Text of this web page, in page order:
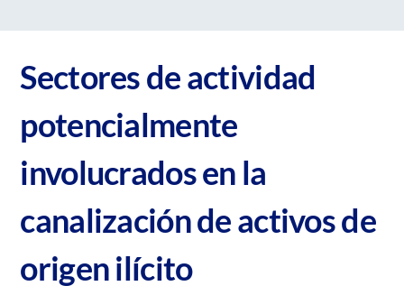
Sectores de actividad
potencialmente
involucrados en la
canalización de activos de
origen ilícito